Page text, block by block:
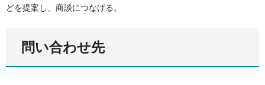
どを提案し、商談につなげる。
問い合わせ先